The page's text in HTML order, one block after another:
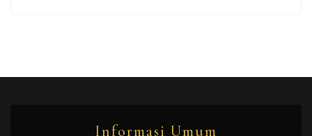
Informasi Umum